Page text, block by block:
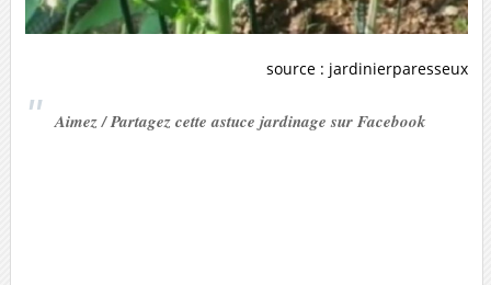
source : jardinierparesseux
Aimez / Partagez cette astuce jardinage sur Facebook